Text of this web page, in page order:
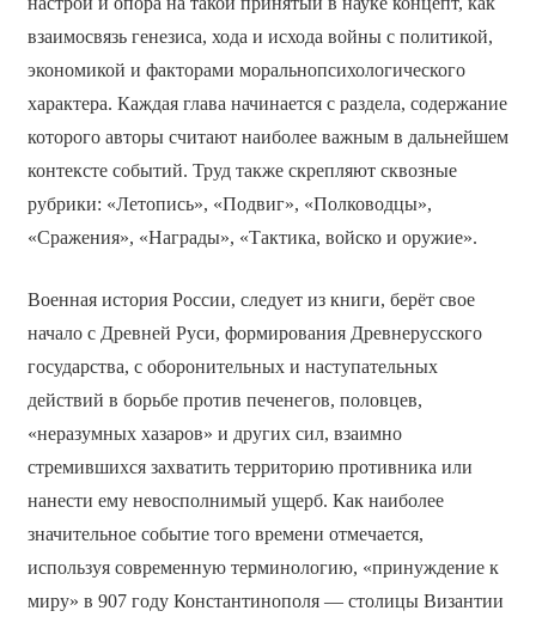
взаимосвязь генезиса, хода и исхода войны с политикой,
экономикой и факторами морально­психологического
характера. Каждая глава начинается с раздела, содержание
которого авторы считают наиболее важным в дальнейшем
контексте событий. Труд также скрепляют сквозные
рубрики: «Летопись», «Подвиг», «Полководцы»,
«Сражения», «Награды», «Тактика, войско и оружие».
Военная история России, следует из книги, берёт свое
начало с Древней Руси, формирования Древнерусского
государства, с оборонительных и наступательных
действий в борьбе против печенегов, половцев,
«неразумных хазаров» и других сил, взаимно
стремившихся захватить территорию противника или
нанести ему невосполнимый ущерб. Как наиболее
значительное событие того времени отмечается,
используя современную терминологию, «принуждение к
миру» в 907 году Константинополя — столицы Византии